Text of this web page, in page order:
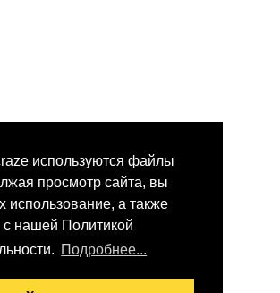
используются файлы
просмотр сайта, вы
использование, а также
с нашей Политикой
Подробнее...